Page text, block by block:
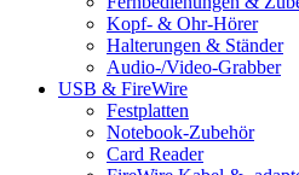
Kopf- & Ohr-Hörer
Halterungen & Ständer
Audio-/Video-Grabber
USB & FireWire
Festplatten
Notebook-Zubehör
Card Reader